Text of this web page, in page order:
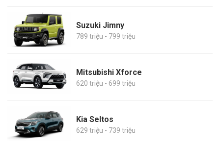
Suzuki Jimny
789 triệu - 799 triệu
Mitsubishi Xforce
620 triệu - 699 triệu
Kia Seltos
629 triệu - 739 triệu